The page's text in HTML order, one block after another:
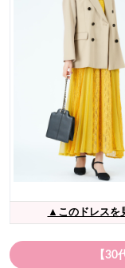
▲このドレスを
【30